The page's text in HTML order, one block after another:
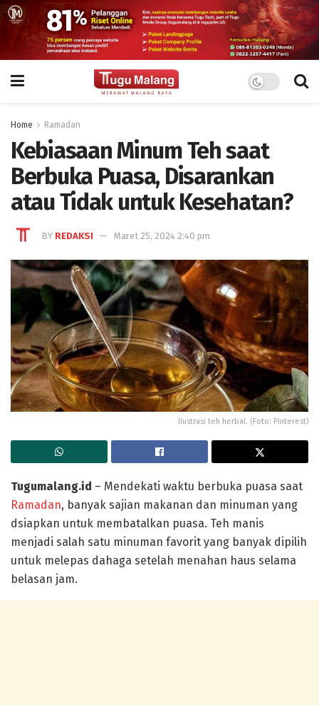
Home Ramadan
Kebiasaan Minum Teh saat
Berbuka Puasa, Disarankan
atau Tidak untuk Kesehatan?
BY REDAKSI Maret 25, 2024 2:40 pm
Ilustrasi teh herbal. (Foto: Pinterest)
Tugumalang.id – Mendekati waktu berbuka puasa saat
Ramadan, banyak sajian makanan dan minuman yang
dsiapkan untuk membatalkan puasa. Teh manis
menjadi salah satu minuman favorit yang banyak dipilih
untuk melepas dahaga setelah menahan haus selama
belasan jam.